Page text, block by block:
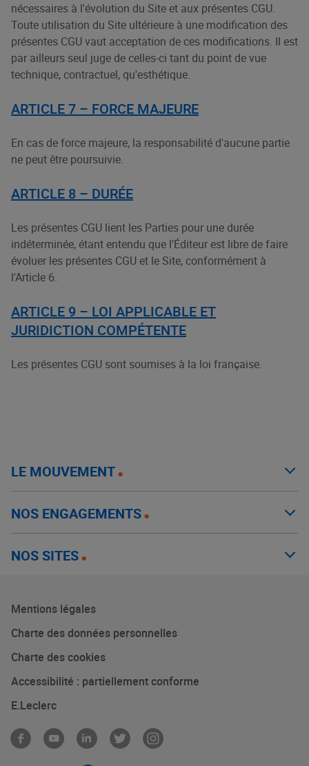
nécessaires à l'évolution du Site et aux présentes CGU.
Toute utilisation du Site ultérieure à une modification des
présentes CGU vaut acceptation de ces modifications. Il est
par ailleurs seul juge de celles-ci tant du point de vue
technique, contractuel, qu'esthétique.
ARTICLE 7 – FORCE MAJEURE
En cas de force majeure, la responsabilité d'aucune partie
ne peut être poursuivie.
ARTICLE 8 – DURÉE
Les présentes CGU lient les Parties pour une durée
indéterminée, étant entendu que l'Éditeur est libre de faire
évoluer les présentes CGU et le Site, conformément à
l'Article 6.
ARTICLE 9 – LOI APPLICABLE ET
JURIDICTION COMPÉTENTE
Les présentes CGU sont soumises à la loi française.
LE MOUVEMENT
NOS ENGAGEMENTS
NOS SITES
Mentions légales
Charte des données personnelles
Charte des cookies
Accessibilité : partiellement conforme
E.Leclerc